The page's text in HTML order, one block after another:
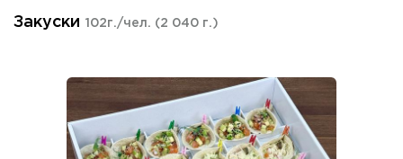
Закуски 102г./чел. (2 040 г.)